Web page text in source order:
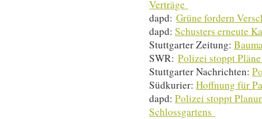
Verträge
dapd: Grüne fordern
dapd: Schusters erneute
Stuttgarter Zeitung:
SWR: Polizei stoppt
Stuttgarter Nachrichten:
Südkurier: Hoffnung für
dapd: Polizei stoppt
Schlossgartens